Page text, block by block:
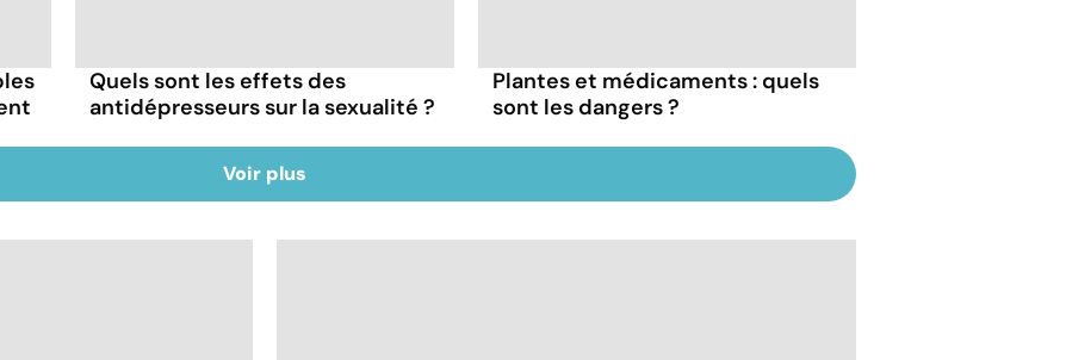
Quels sont les effets des
antidépresseurs sur la sexualité ?
Plantes et médicaments : quels
sont les dangers ?
Voir plus